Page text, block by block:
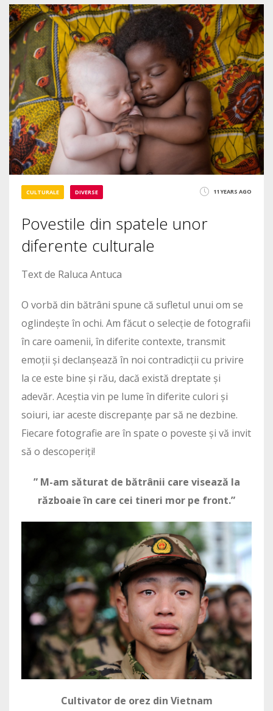
1
2919
CULTURALE DIVERSE 11 YEARS AGO
Povestile din spatele unor
diferente culturale
Text de Raluca Antuca
O vorbă din bătrâni spune că sufletul unui om se
oglindește în ochi. Am făcut o selecție de fotografii
în care oamenii, în diferite contexte, transmit
emoții și declanșează în noi contradicții cu privire
la ce este bine și rău, dacă există dreptate și
adevăr. Aceștia vin pe lume în diferite culori și
soiuri, iar aceste discrepanțe par să ne dezbine.
Fiecare fotografie are în spate o poveste și vă invit
să o descoperiți!
” M-am săturat de bătrânii care visează la
războaie în care cei tineri mor pe front.”
Cultivator de orez din Vietnam